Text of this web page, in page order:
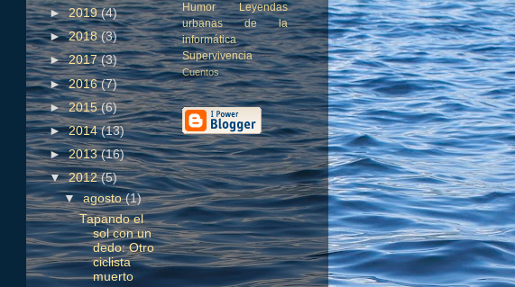
►2019(4)
►2018(3)
►2017(3)
►2016(7)
►2015(6)
►2014(13)
►2013(16)
▼2012(5)
▼agosto(1)
Tapando el
sol con un
dedo: Otro
ciclista
muerto
Humor
Leyendas
urbanas de la
informática
Supervivencia
Cuentos